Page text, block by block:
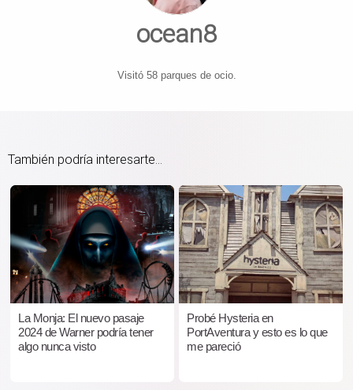
ocean8
Visitó 58 parques de ocio.
También podría interesarte...
La Monja: El nuevo pasaje
2024 de Warner podría tener
algo nunca visto
Probé Hysteria en
PortAventura y esto es lo que
me pareció